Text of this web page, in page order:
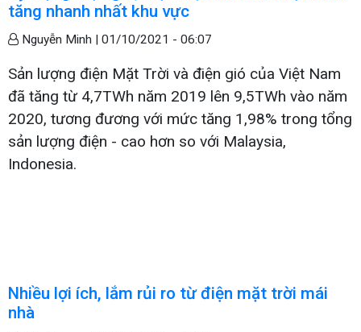
tăng nhanh nhất khu vực
Nguyễn Minh | 01/10/2021 - 06:07
Sản lượng điện Mặt Trời và điện gió của Việt Nam
đã tăng từ 4,7TWh năm 2019 lên 9,5TWh vào năm
2020, tương đương với mức tăng 1,98% trong tổng
sản lượng điện - cao hơn so với Malaysia,
Indonesia.
Nhiều lợi ích, lắm rủi ro từ điện mặt trời mái
nhà